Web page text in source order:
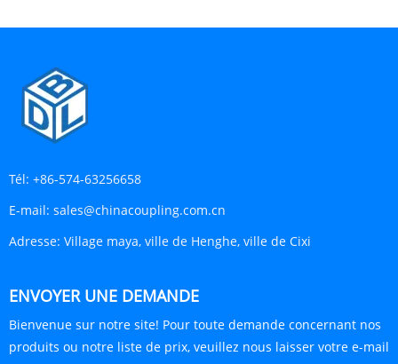
Tél: +86-574-63256658
E-mail: sales@chinacoupling.com.cn
Adresse: Village maya, ville de Henghe, ville de Cixi
ENVOYER UNE DEMANDE
Bienvenue sur notre site! Pour toute demande concernant nos
produits ou notre liste de prix, veuillez nous laisser votre e-mail